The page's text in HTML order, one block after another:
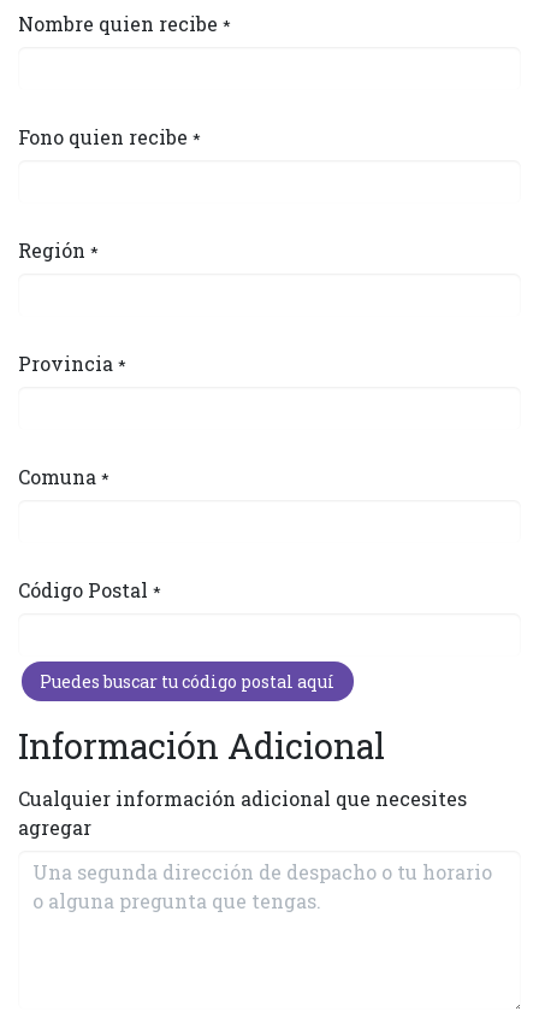
Nombre quien recibe *
Fono quien recibe *
Región *
Provincia *
Comuna *
Código Postal *
Puedes buscar tu códi​​​​​​go postal aquí
Información Adicional
Cualquier información adicional que necesites
agregar